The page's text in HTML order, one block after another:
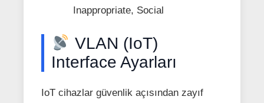
Inappropriate, Social
VLAN (IoT)
Interface Ayarları
IoT cihazlar güvenlik açısından zayıf